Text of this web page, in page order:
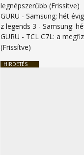
legnépszerűbb (Frissítve)
GURU -Samsung: hét
z legends 3 -Samsung:
GURU - TCL C7L: a
(Frissítve)
HIRDETÉS